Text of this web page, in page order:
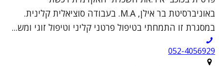
באוניברסיטת בר אילן, M.A. בעבודה סוציאלית קלינית.
במסגרת זו התמחתי בטיפול פרטני קליני וטיפול זוגי ומש...
052-4056929